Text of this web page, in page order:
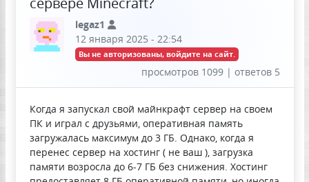
legaz1
12 января 2025 - 22:54
Вы не авторизованы, войдите на сайт.
просмотров 1099 | ответов 5
Когда я запускал свой майнкрафт сервер на своем
ПК и играл с друзьями, оперативная память
загружалась максимум до 3 ГБ. Однако, когда я
перенес сервер на хостинг ( не ваш ), загрузка
памяти возросла до 6-7 ГБ без снижения. Хостинг